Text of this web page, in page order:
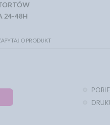
24-48H
O PRODUKT